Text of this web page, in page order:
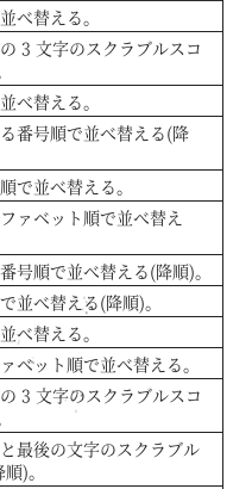
べ替える。
3 文字のスクラブルスコ
べ替える。
番号順で並べ替える(降
で並べ替える。
ァベット順で並べ替え
号順で並べ替える(降順)。
並べ替える(降順)。
べ替える。
ベット順で並べ替える。
3 文字のスクラブルスコ
最後の文字のスクラブル
)。